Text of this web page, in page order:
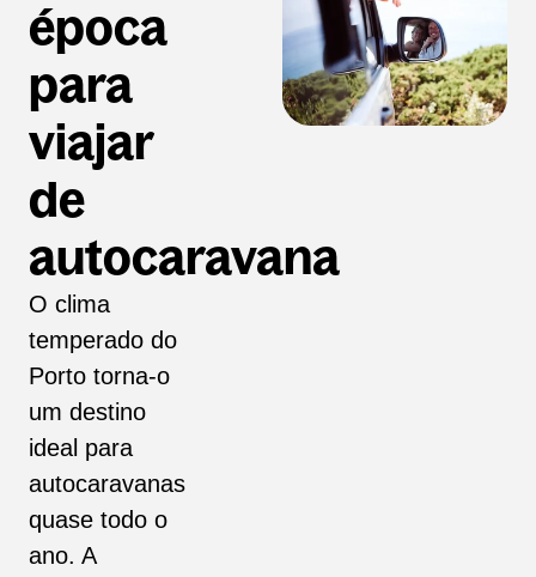
época
para
viajar
de
autocaravana
O clima
temperado do
Porto torna-o
um destino
ideal para
autocaravanas
quase todo o
ano. A